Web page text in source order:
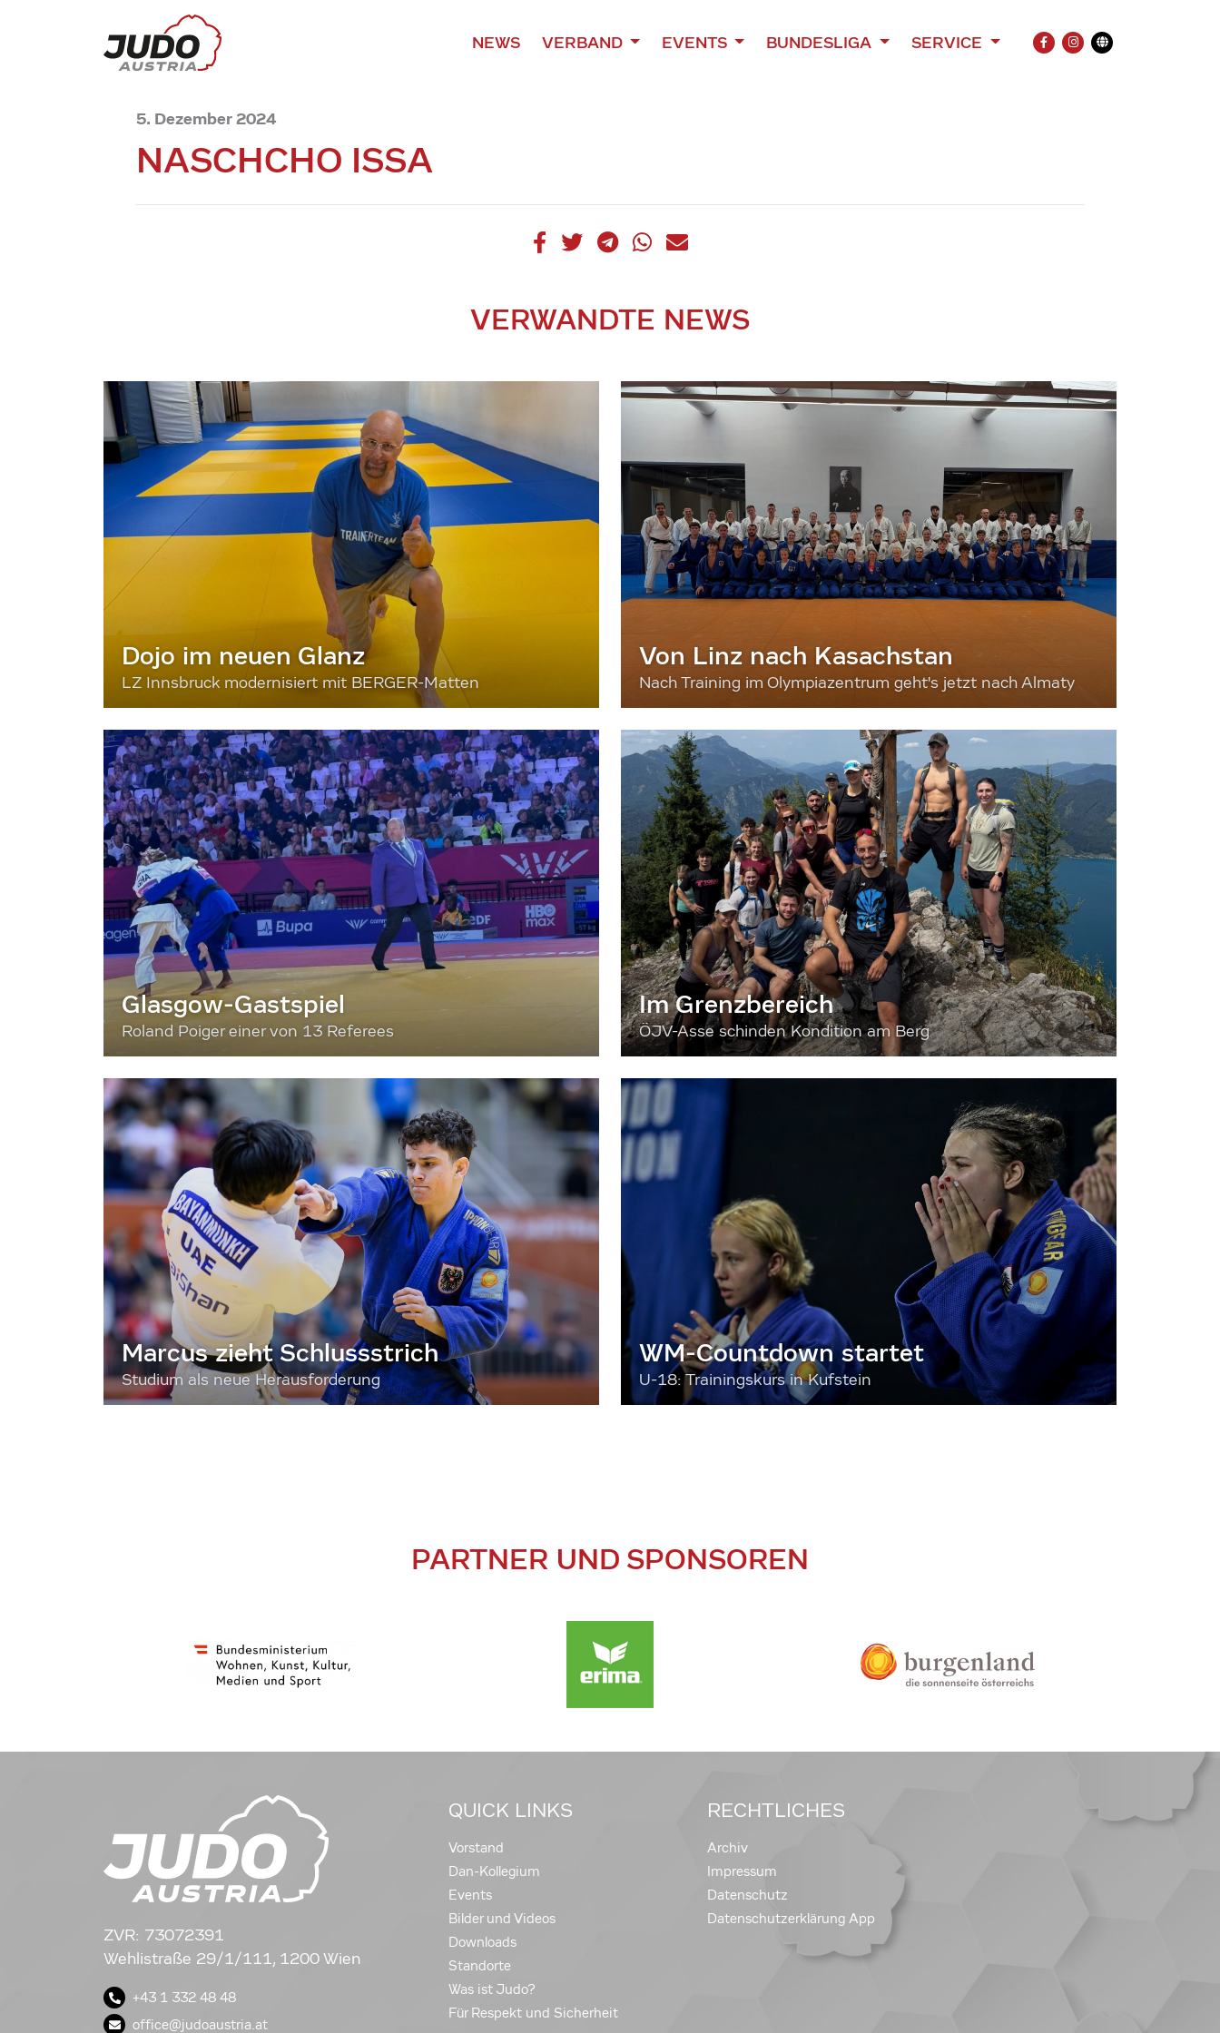
NEWS VERBAND EVENTS BUNDESLIGA SERVICE
FACEBOOK
INSTAGRAM
Übersetzung
5. Dezember 2024
NASCHCHO ISSA
VERWANDTE NEWS
Dojo im neuen Glanz
LZ Innsbruck modernisiert mit BERGER-Matten
Von Linz nach Kasachstan
Nach Training im Olympiazentrum geht's jetzt nach Almaty
Glasgow-Gastspiel
Roland Poiger einer von 13 Referees
Im Grenzbereich
ÖJV-Asse schinden Kondition am Berg
Marcus zieht Schlussstrich
Studium als neue Herausforderung
WM-Countdown startet
U-18: Trainingskurs in Kufstein
PARTNER UND SPONSOREN
ZVR: 73072391
Wehlistraße 29/1/111, 1200 Wien
+43 1 332 48 48
office@judoaustria.at
QUICK LINKS
Vorstand
Dan-Kollegium
Events
Bilder und Videos
Downloads
Standorte
Was ist Judo?
Für Respekt und Sicherheit
RECHTLICHES
Archiv
Impressum
Datenschutz
Datenschutzerklärung App